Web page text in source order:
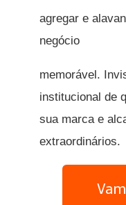
agregar e
negócio
memorável.
institucional de
sua marca e
extraordinários.